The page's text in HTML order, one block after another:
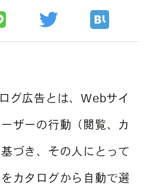
ング用語集
グ広告とは、Webサイ
ザーの行動（閲覧、カ
づき、その人にとって
カタログから自動で選